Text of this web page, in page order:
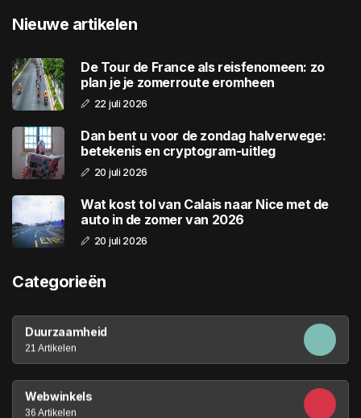
Nieuwe artikelen
De Tour de France als reisfenomeen: zo
plan je je zomerroute eromheen
22 juli 2026
Dan bent u voor de zondag halverwege:
betekenis en cryptogram-uitleg
20 juli 2026
Wat kost tol van Calais naar Nice met de
auto in de zomer van 2026
20 juli 2026
Categorieën
Duurzaamheid
21 Artikelen
Webwinkels
36 Artikelen